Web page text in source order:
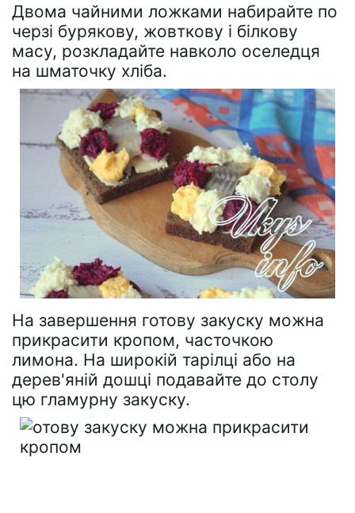
Двома чайними ложками набирайте по
черзі бурякову, жовткову і білкову
масу, розкладайте навколо оселедця
на шматочку хліба.
На завершення готову закуску можна
прикрасити кропом, часточкою
лимона. На широкій тарілці або на
дерев'яній дошці подавайте до столу
цю гламурну закуску.